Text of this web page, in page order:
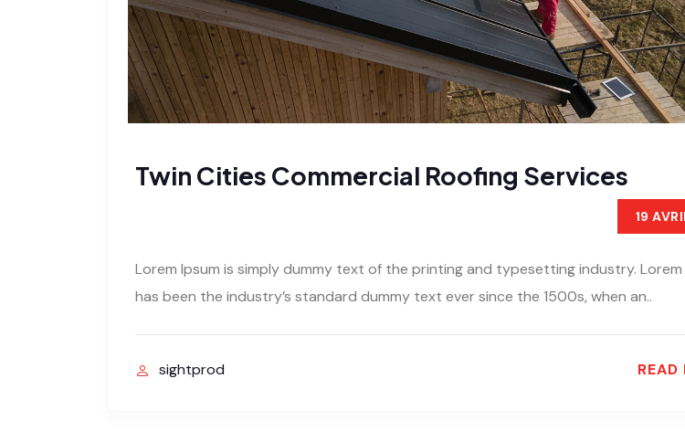
Twin Cities Commercial Roofing Services
19
Lorem Ipsum is simply dummy text of the printing and typesetting industry. Lorem
has been the industry’s standard dummy text ever since the 1500s, when an..
sightprod READ